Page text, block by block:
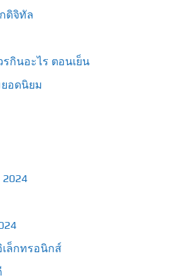
ดิจิทัล
กินอะไร ตอนเย็น
อดนิยม
เล็กทรอนิกส์